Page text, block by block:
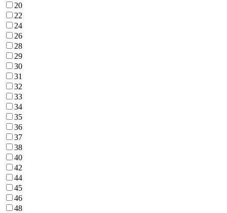
20
22
24
26
28
29
30
31
32
33
34
35
36
37
38
40
42
44
45
46
48